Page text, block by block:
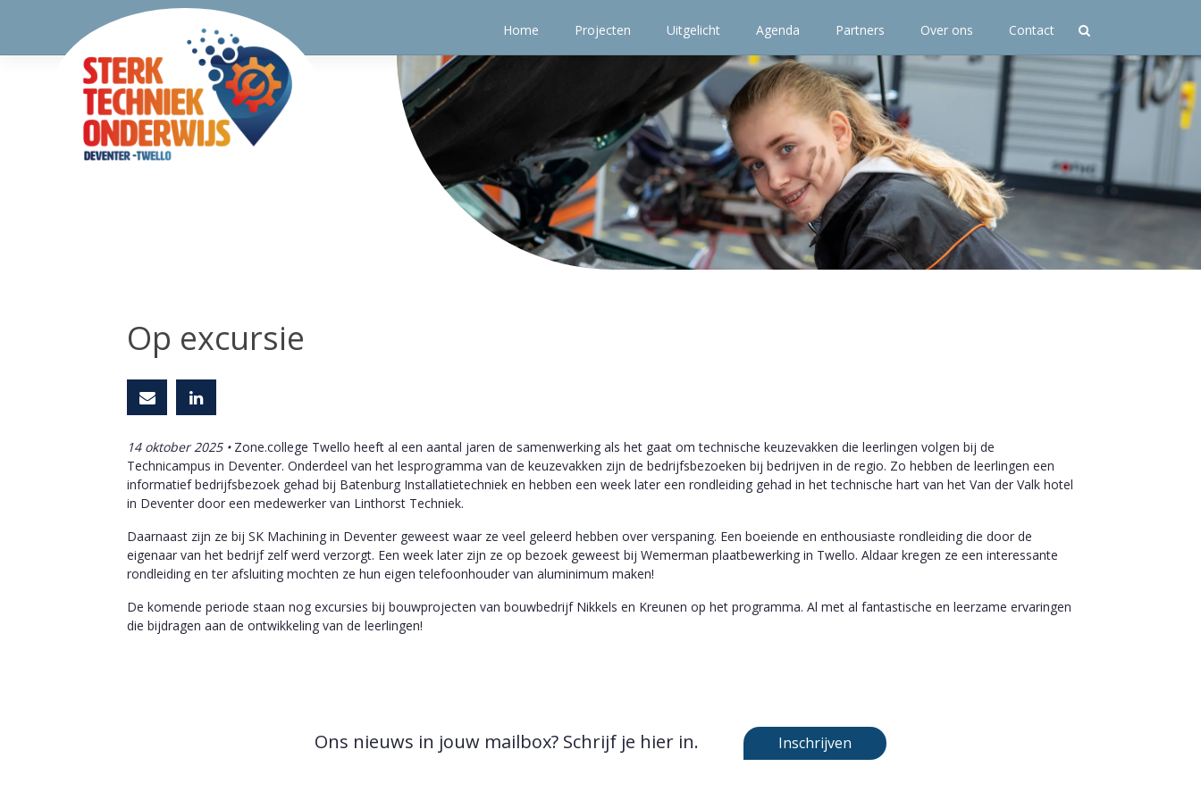
Home Projecten Uitgelicht Agenda Partners Over ons Contact
Op excursie
14 oktober 2025 •Zone.college Twello heeft al een aantal jaren de samenwerking als het gaat om technische keuzevakken die leerlingen volgen bij de
Technicampus in Deventer. Onderdeel van het lesprogramma van de keuzevakken zijn de bedrijfsbezoeken bij bedrijven in de regio. Zo hebben de leerlingen een
informatief bedrijfsbezoek gehad bij Batenburg Installatietechniek en hebben een week later een rondleiding gehad in het technische hart van het Van der Valk hotel
in Deventer door een medewerker van Linthorst Techniek.
Daarnaast zijn ze bij SK Machining in Deventer geweest waar ze veel geleerd hebben over verspaning. Een boeiende en enthousiaste rondleiding die door de
eigenaar van het bedrijf zelf werd verzorgt. Een week later zijn ze op bezoek geweest bij Wemerman plaatbewerking in Twello. Aldaar kregen ze een interessante
rondleiding en ter afsluiting mochten ze hun eigen telefoonhouder van aluminimum maken!
De komende periode staan nog excursies bij bouwprojecten van bouwbedrijf Nikkels en Kreunen op het programma. Al met al fantastische en leerzame ervaringen
die bijdragen aan de ontwikkeling van de leerlingen!
Ons nieuws in jouw mailbox? Schrijf je hier in. Inschrijven